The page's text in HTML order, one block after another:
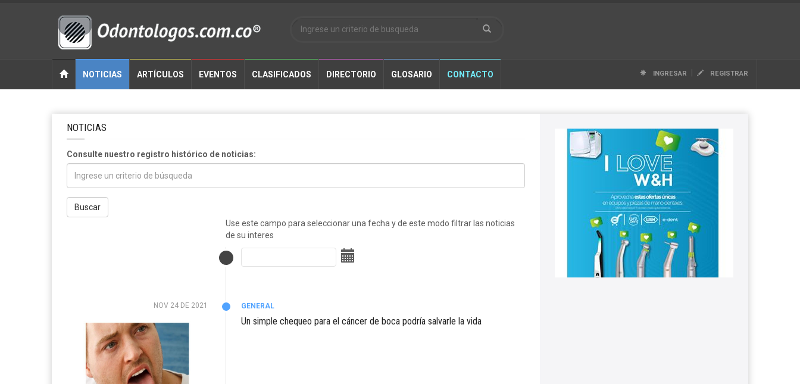
NOTICIAS ARTÍCULOS EVENTOS CLASIFICADOS DIRECTORIO GLOSARIO CONTACTO INGRESAR REGISTRAR
NOTICIAS
Consulte nuestro registro histórico de noticias:
Buscar
Use este campo para seleccionar una fecha y de este modo filtrar las noticias
de su interes
NOV 24 DE 2021 GENERAL
Un simple chequeo para el cáncer de boca podría salvarle la vida